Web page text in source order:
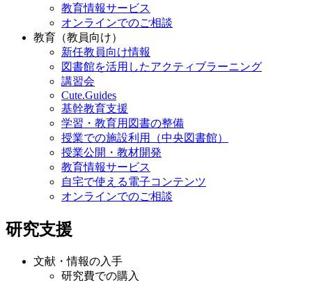
教育情報サービス
オンラインでのご相談
教育（教員向け）
新任教員向け情報
図書館を活用したアクティブラーニング
講習会
Cute.Guides
基幹教育支援
学習・教育用図書の整備
授業での施設利用（中央図書館）
授業公開・教材開発
教育情報サービス
自宅で使える電子コンテンツ
オンラインでのご相談
研究支援
文献・情報の入手
研究費での購入